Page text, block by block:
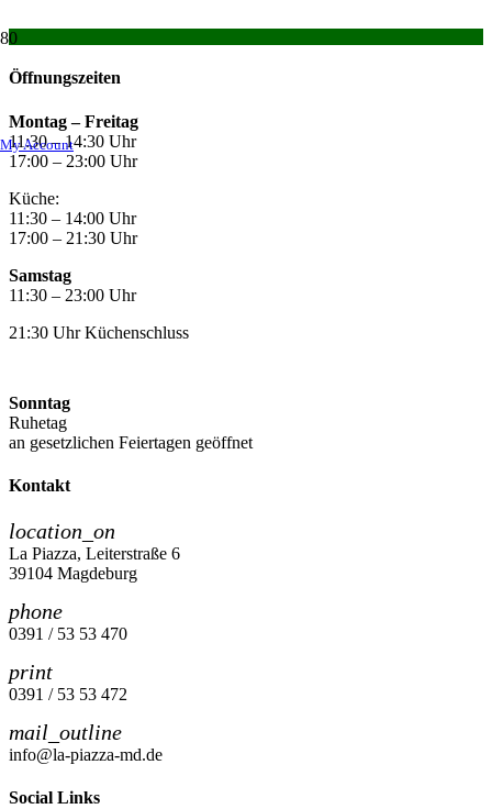
My Account
Öffnungszeiten
Montag –Freitag
11:30 – 14:30 Uhr
17:00 – 23:00 Uhr
Küche:
11:30 – 14:00 Uhr
17:00 – 21:30 Uhr
Samstag
11:30 – 23:00 Uhr
21:30 Uhr Küchenschluss
Sonntag
Ruhetag
an gesetzlichen Feiertagen geöffnet
Kontakt
location_on
La Piazza, Leiterstraße 6
39104 Magdeburg
phone
0391 / 53 53 470
print
0391 / 53 53 472
mail_outline
info@la-piazza-md.de
Social Links